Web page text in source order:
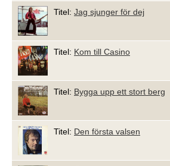
Titel: Jag sjunger för dej
Titel: Kom till Casino
Titel: Bygga upp ett stort berg
Titel: Den första valsen